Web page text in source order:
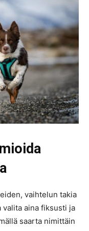
vaihtelun takia
valita aina fiksusti ja
saarta nimittäin